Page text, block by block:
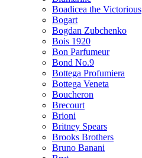
Boadicea the Victorious
Bogart
Bogdan Zubchenko
Bois 1920
Bon Parfumeur
Bond No.9
Bottega Profumiera
Bottega Veneta
Boucheron
Brecourt
Brioni
Britney Spears
Brooks Brothers
Bruno Banani